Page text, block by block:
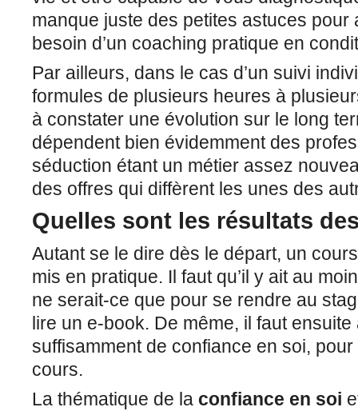
manque juste des petites astuces
besoin d’un coaching pratique en
Par ailleurs, dans le cas d’un suivi
formules de plusieurs heures à
à constater une évolution sur le long
dépendent bien évidemment des
séduction étant un métier assez
des offres qui diffèrent les unes des
Quelles sont les résultats
Autant se le dire dès le départ, un
mis en pratique. Il faut qu’il y ait au
ne serait-ce que pour se rendre au
lire un e-book. De même, il faut
suffisamment de confiance en soi,
cours.
La thématique de la confiance en soi